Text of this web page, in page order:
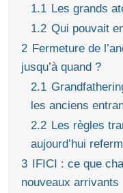
1.1 Les grands
1.2 Qui pouvait
2 Fermeture de
jusqu’à quand ?
2.1
les anciens
2.2 Les règles
aujourd’hui
3 IFICI : ce que
nouveaux arrivants